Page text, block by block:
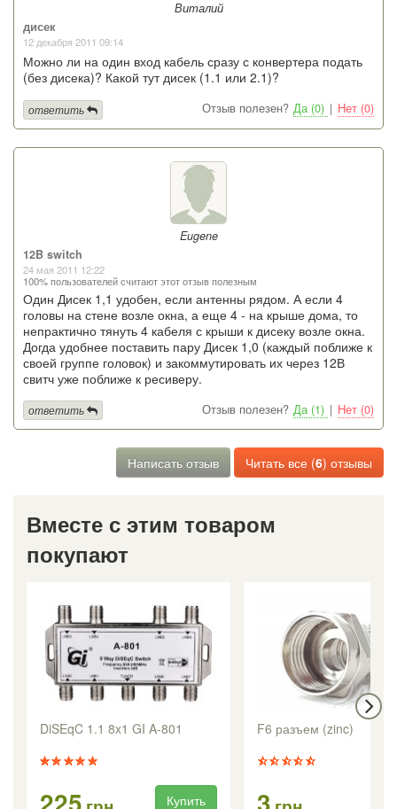
Виталий
дисек
12 декабря 2011 09:14
Можно ли на один вход кабель сразу с конвертера подать
(без дисека)? Какой тут дисек (1.1 или 2.1)?
Отзыв полезен? Да (0) | Нет (0)
ответить
Eugene
12B switch
24 мая 2011 12:22
100% пользователей считают этот отзыв полезным
Один Дисек 1,1 удобен, если антенны рядом. А если 4
головы на стене возле окна, а еще 4 - на крыше дома, то
непрактично тянуть 4 кабеля с крыши к дисеку возле окна.
Догда удобнее поставить пару Дисек 1,0 (каждый поближе к
своей группе головок) и закоммутировать их через 12В
свитч уже поближе к ресиверу.
Отзыв полезен? Да (1) | Нет (0)
ответить
Написать отзыв Читать все (6) отзывы
Вместе с этим товаром
покупают
DiSEqC 1.1 8x1 GI A-801
Купить
F6 разъем (zinc)